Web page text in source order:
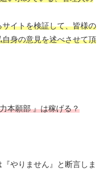
イトを検証して、皆様の
身の意見を述べさせて頂
本願部 』は稼げる？
やりません』と断言しま